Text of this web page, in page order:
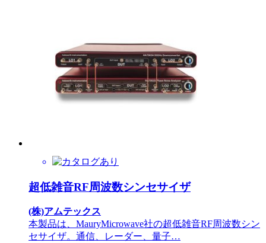
超低雑音RF周波数シンセサイザ
(株)アムテックス
本製品は、MauryMicrowave社の超低雑音RF周波数シン
セサイザ。通信、レーダー、量子…